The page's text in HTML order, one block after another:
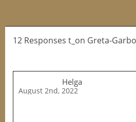
12 Responses t_on Greta-
Helga
August 2nd, 2022